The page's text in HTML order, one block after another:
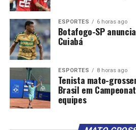
ESPORTES 6 horas ago
Botafogo-SP
Cuiabá
ESPORTES 8 horas ago
Tenista mato-
Brasil em
equipes